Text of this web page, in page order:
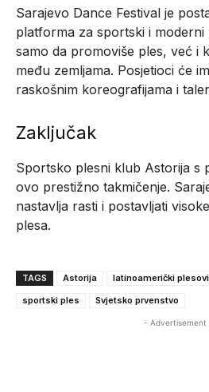
Sarajevo Dance Festival je
platforma za sportski i moderni
samo da promoviše ples, već i
među zemljama. Posjetioci će
raskošnim koreografijama i
Zaključak
Sportsko plesni klub Astorija s
ovo prestižno takmičenje.
nastavlja rasti i postavljati
plesa.
TAGS Astorija latinoamerički plesovi
sportski ples
Svjetsko prvenstvo
- Advertisement